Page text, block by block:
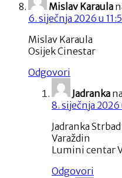
Mislav Karaula
6. siječnja 2026 u
Mislav Karaula
Osijek Cinestar
Odgovori
Jadranka
8. siječnja 2026
Jadranka Strbad
Varaždin
Lumini centar
Odgovori